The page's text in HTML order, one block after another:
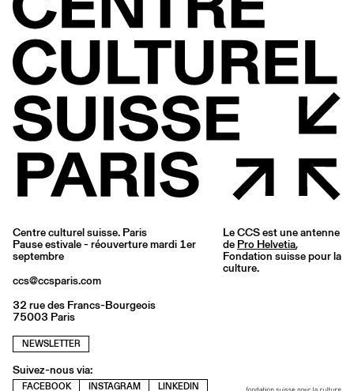
Centre culturel suisse. Paris
Pause estivale - réouverture mardi 1er
septembre
ccs@ccsparis.com
32 rue des Francs-Bourgeois
75003 Paris
NEWSLETTER
Suivez-nous via:
FACEBOOK INSTAGRAM LINKEDIN
Le CCS est une antenne
de Pro Helvetia,
Fondation suisse pour la
culture.